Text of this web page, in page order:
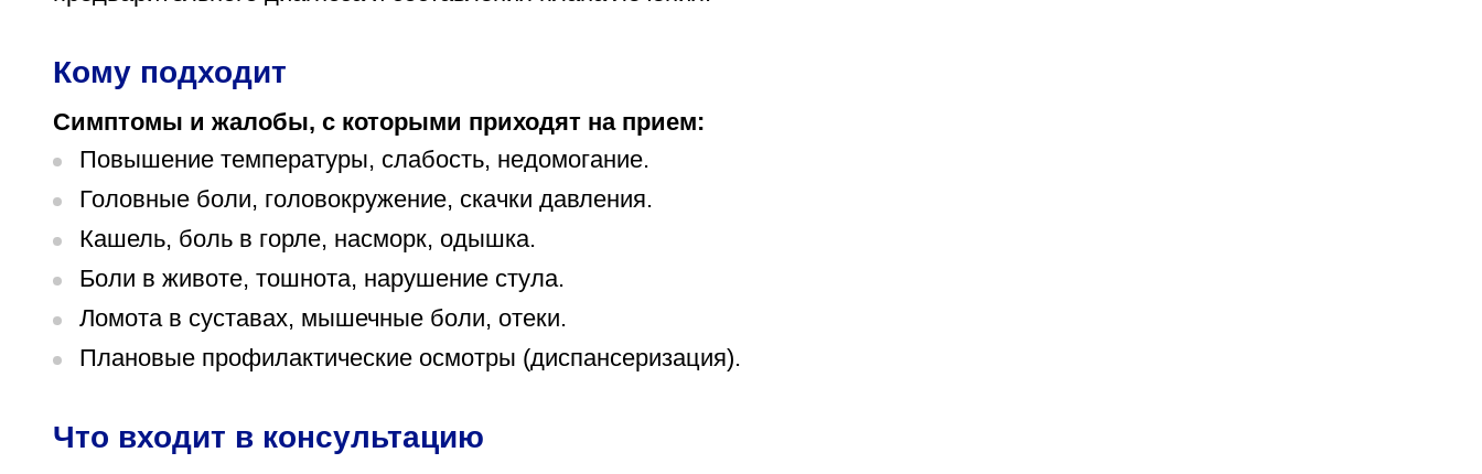
Кому подходит
Симптомы и жалобы, с которыми приходят на прием:
Повышение температуры, слабость, недомогание.
Головные боли, головокружение, скачки давления.
Кашель, боль в горле, насморк, одышка.
Боли в животе, тошнота, нарушение стула.
Ломота в суставах, мышечные боли, отеки.
Плановые профилактические осмотры (диспансеризация).
Что входит в консультацию